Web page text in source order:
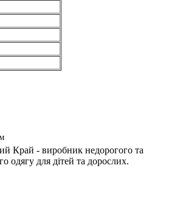
Край - виробник недорогого та
одягу для дітей та дорослих.